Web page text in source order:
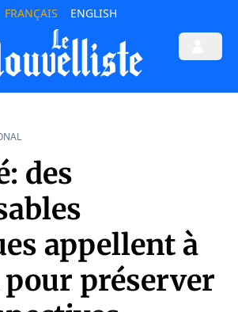
FRANÇAIS ENGLISH
des
appellent à
pour préserver